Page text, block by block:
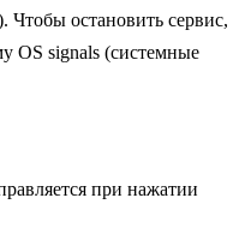
Чтобы остановить сервис,
OS signals (системные
при нажатии